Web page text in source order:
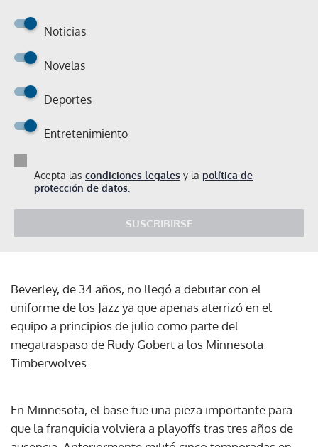
Noticias
Novelas
Deportes
Entretenimiento
Acepta las condiciones legales y la política de
protección de datos.
SUSCRIBIRSE
Beverley, de 34 años, no llegó a debutar con el
uniforme de los Jazz ya que apenas aterrizó en el
equipo a principios de julio como parte del
megatraspaso de Rudy Gobert a los Minnesota
Timberwolves.
En Minnesota, el base fue una pieza importante para
que la franquicia volviera a playoffs tras tres años de